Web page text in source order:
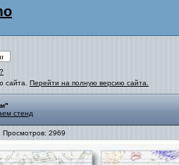
сайта. Перейти на полную версию сайта.
стенд
2969